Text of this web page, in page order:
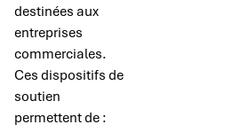
destinées aux
entreprises
commerciales.
Ces dispositifs de
soutien
permettent de :